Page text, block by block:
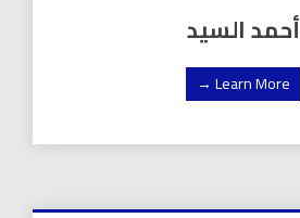
أحمد السيد
Learn More →